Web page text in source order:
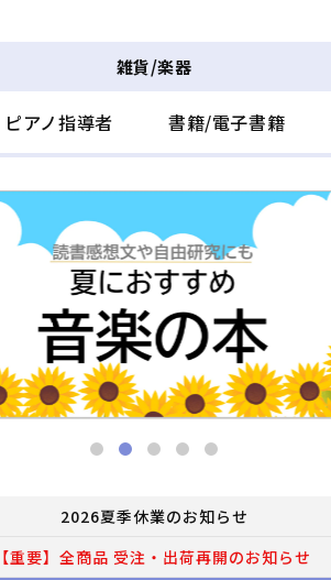
ピアノ指導者 書籍/電子書籍
雑貨/楽器
2026夏季休業のお知らせ
【重要】全商品 受注・出荷再開のお知らせ